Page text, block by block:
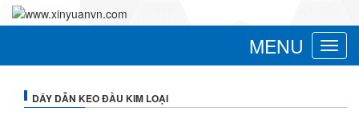
Toggle
MENU
DÂY DẪN KEO ĐẦU KIM LOẠI